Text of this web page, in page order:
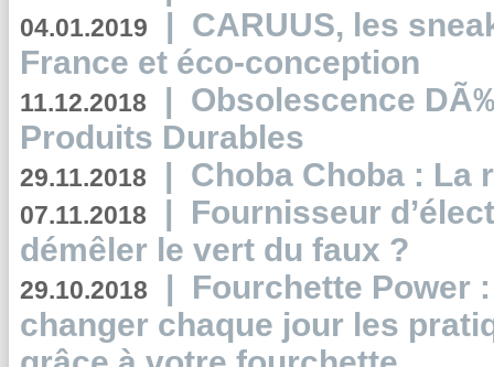
04.01.2019 | CARUUS, les
France et éco-conception
11.12.2018 | Obsolescence
Produits Durables
29.11.2018 | Choba Choba : La
07.11.2018 | Fournisseur
démêler le vert du faux ?
29.10.2018 | Fourchette Power
changer chaque jour les